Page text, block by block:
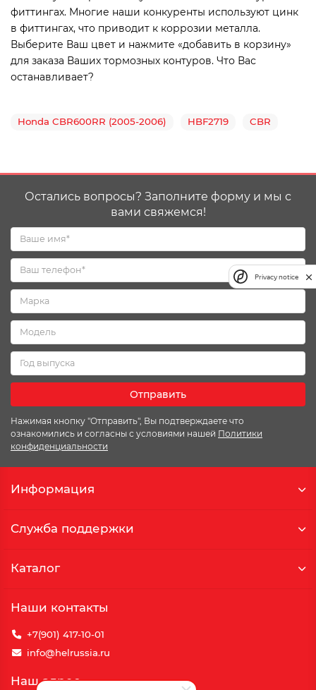
фиттингах. Многие наши конкуренты используют цинк
в фиттингах, что приводит к коррозии металла.
Выберите Ваш цвет и нажмите «добавить в корзину»
для заказа Ваших тормозных контуров. Что Вас
останавливает?
Honda CBR600RR (2005-2006) HBF2719 CBR
Остались вопросы? Заполните форму и мы с
вами свяжемся!
Отправить
Нажимая кнопку "Отправить", Вы подтверждаете что
ознакомились и согласны с условиями нашей Политики
конфиденциальности
Информация
Служба поддержки
Каталог
Наши контакты
+7(901) 417-10-01
info@helrussia.ru
Наш адрес
Privacy notice